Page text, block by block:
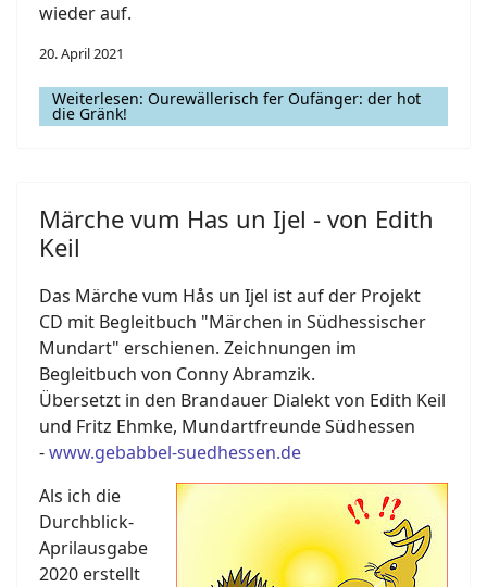
wieder auf.
20. April 2021
Weiterlesen: Ourewällerisch fer Oufänger: der hot
die Gränk!
Märche vum Has un Ijel - von Edith
Keil
Das Märche vum Hås un Ijel ist auf der Projekt
CD mit Begleitbuch "Märchen in Südhessischer
Mundart" erschienen. Zeichnungen im
Begleitbuch von Conny Abramzik.
Übersetzt in den Brandauer Dialekt von Edith Keil
und Fritz Ehmke, Mundartfreunde Südhessen
-www.gebabbel-suedhessen.de
Als ich die
Durchblick-
Aprilausgabe
2020 erstellt